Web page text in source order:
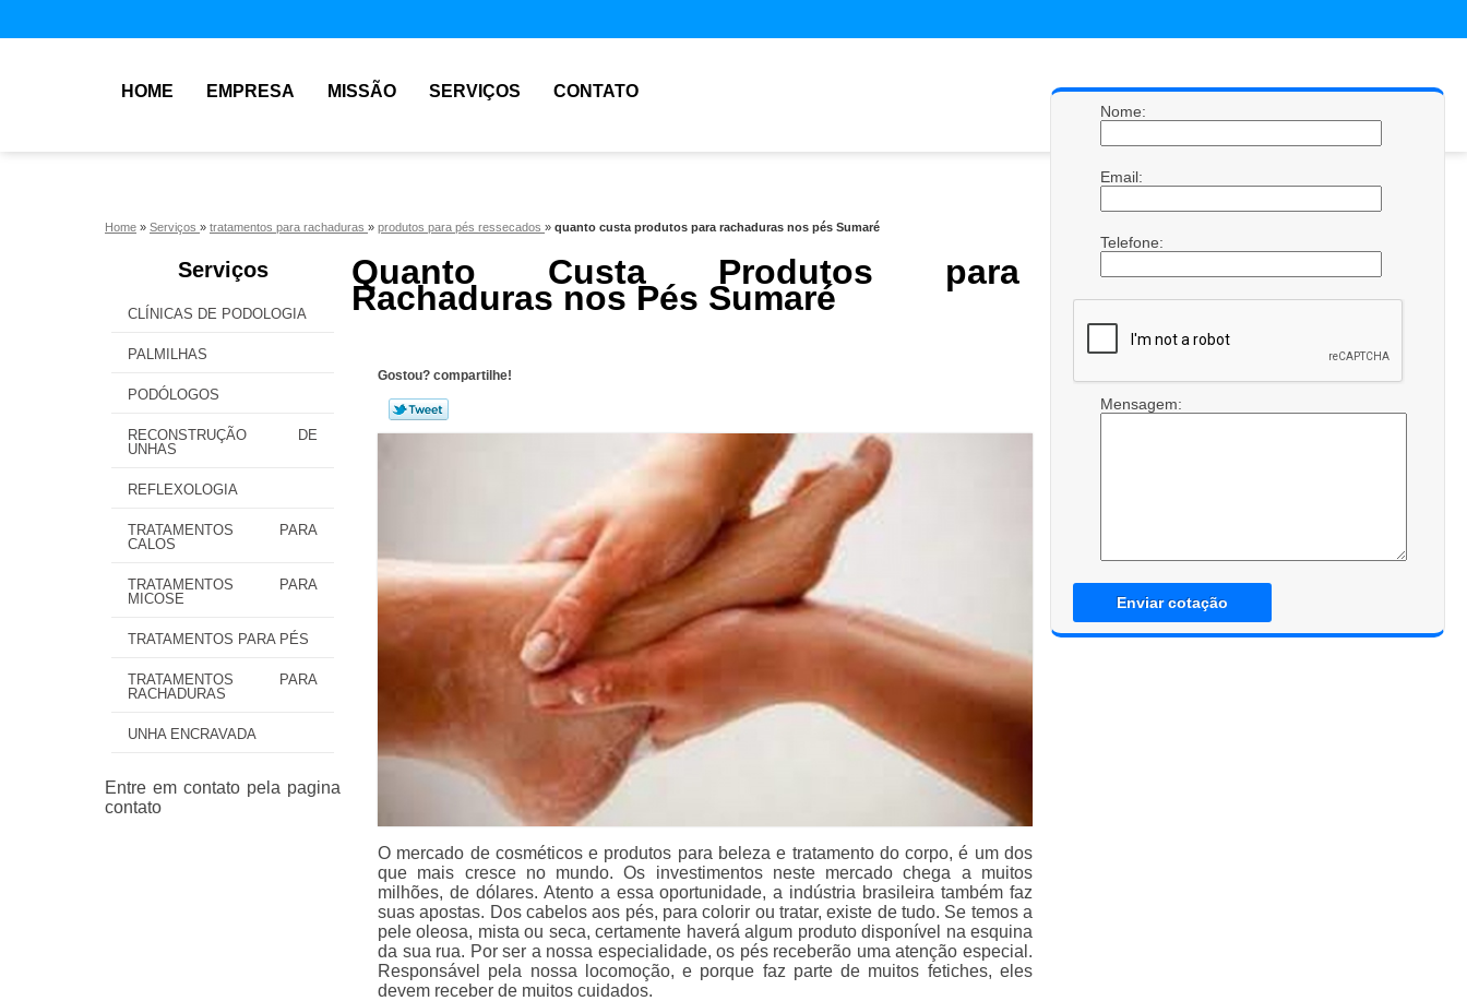
HOME EMPRESA MISSÃO SERVIÇOS CONTATO
Home » Serviços » tratamentos para rachaduras » produtos para pés ressecados » quanto custa produtos para rachaduras nos pés Sumaré
Serviços
CLÍNICAS DE PODOLOGIA
PALMILHAS
PODÓLOGOS
RECONSTRUÇÃO DE
UNHAS
REFLEXOLOGIA
TRATAMENTOS PARA
CALOS
TRATAMENTOS PARA
MICOSE
TRATAMENTOS PARA PÉS
TRATAMENTOS PARA
RACHADURAS
UNHA ENCRAVADA
Quanto Custa Produtos para
Rachaduras nos Pés Sumaré
Gostou? compartilhe!
O mercado de cosméticos e produtos para beleza e tratamento do corpo, é um dos
que mais cresce no mundo. Os investimentos neste mercado chega a muitos
milhões, de dólares. Atento a essa oportunidade, a indústria brasileira também faz
suas apostas. Dos cabelos aos pés, para colorir ou tratar, existe de tudo. Se temos a
pele oleosa, mista ou seca, certamente haverá algum produto disponível na esquina
da sua rua. Por ser a nossa especialidade, os pés receberão uma atenção especial.
Responsável pela nossa locomoção, e porque faz parte de muitos fetiches, eles
devem receber de muitos cuidados.
Nome:
Email:
Telefone:
Mensagem:
Enviar cotação